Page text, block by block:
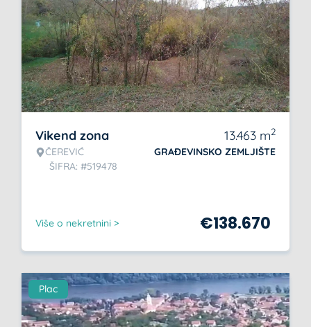
Vikend zona
ČEREVIĆ
ŠIFRA: #519478
13.463 m2
GRAĐEVINSKO ZEMLJIŠTE
Više o nekretnini > €138.670
Plac